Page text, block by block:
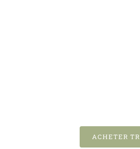
ACHETER